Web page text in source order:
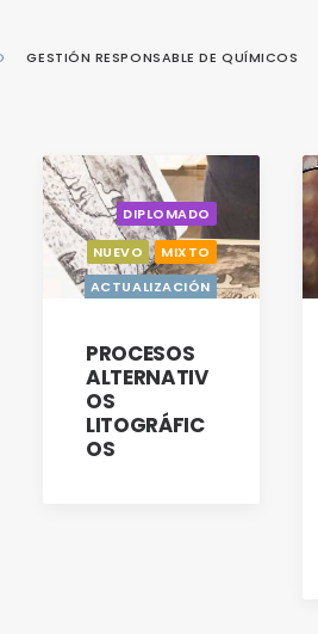
GESTIÓN RESPONSABLE DE QUÍMICOS
DIPLOMADO
NUEVO
MIXTO
ACTUALIZACIÓN
PROCESOS
ALTERNATIV
OS
LITOGRÁFIC
OS